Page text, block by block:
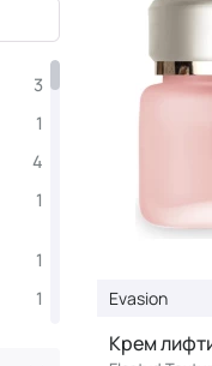
3
1
4
1
1
1 Evasion
Крем